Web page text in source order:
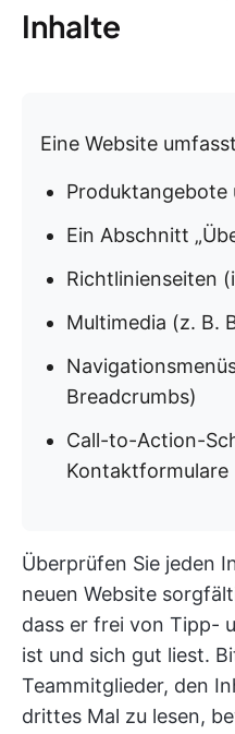
Inhalte
Eine Website
Produktangebote
Ein Abschnitt
Richtlinienseiten
Multimedia (z. B.
Breadcrumbs)
Call-to-Action-
Kontaktformulare
Überprüfen Sie jeden
neuen Website
dass er frei von Tipp-
ist und sich gut liest.
Teammitglieder, den
drittes Mal zu lesen,